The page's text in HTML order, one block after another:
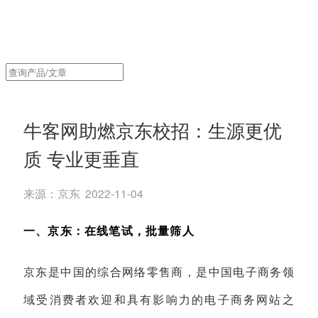
牛客网助燃京东校招：生源更优
质 专业更垂直
来源：京东 2022-11-04
一、京东：在线笔试，批量筛人
京东是中国的综合网络零售商，是中国电子商务领
域受消费者欢迎和具有影响力的电子商务网站之